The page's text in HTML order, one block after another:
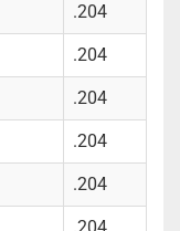
.204
.204
.204
.204
.204